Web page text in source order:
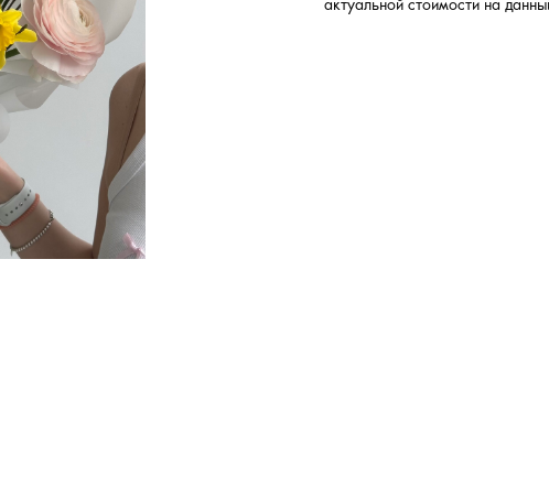
актуальной стоимости на